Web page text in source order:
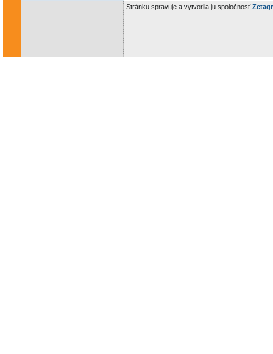
Stránku spravuje a vytvorila ju spoločnosť